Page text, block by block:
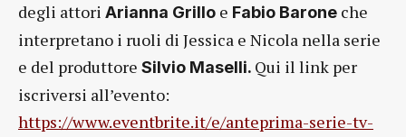
degli attori Arianna Grillo e Fabio Barone che
interpretano i ruoli di Jessica e Nicola nella serie
e del produttore Silvio Maselli. Qui il link per
iscriversi all’evento:
https://www.eventbrite.it/e/anteprima-serie-tv-